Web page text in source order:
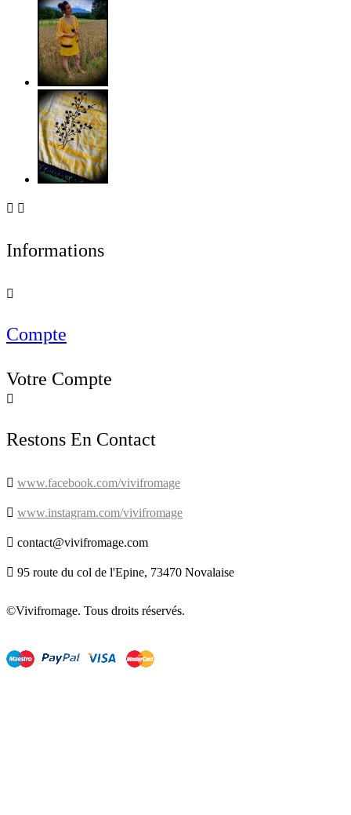
 
Informations

Compte
Votre Compte

Restons En Contact
 www.facebook.com/vivifromage
 www.instagram.com/vivifromage
 contact@vivifromage.com
 95 route du col de l'Epine, 73470 Novalaise
©Vivifromage. Tous droits réservés.